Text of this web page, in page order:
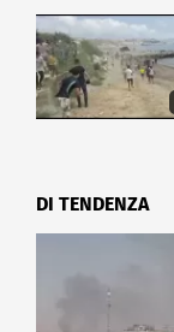
DI TENDENZA